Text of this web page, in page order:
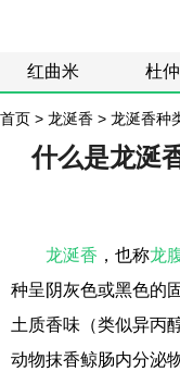
红曲米 杜仲
首页 > 龙涎香 > 龙涎香种
什么是龙涎
龙涎香 ，也称龙
种呈阴灰色或黑色的
土质香味（类似异丙
动物抹香鲸肠内分泌